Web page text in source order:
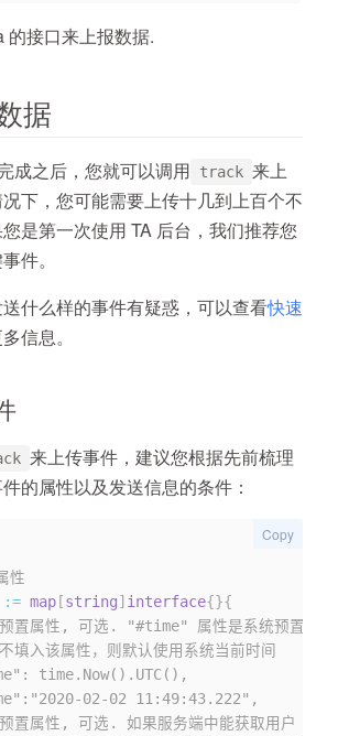
的接口来上报数据.
据
成之后，您就可以调用 track 来上
下，您可能需要上传十几到上百个不
是第一次使用 TA 后台，我们推荐您
件。
什么样的事件有疑惑，可以查看快速
信息。
来上传事件，建议您根据先前梳理
的属性以及发送信息的条件：
性
:= map[string] interface{}{
置属性, 可选. "#time" 属性是系统预置属性
填入该属性，则默认使用系统当前时间
time.Now().UTC(),
02-02 11:49:43.222",
置属性, 可选. 如果服务端中能获取用户 IP
Copy